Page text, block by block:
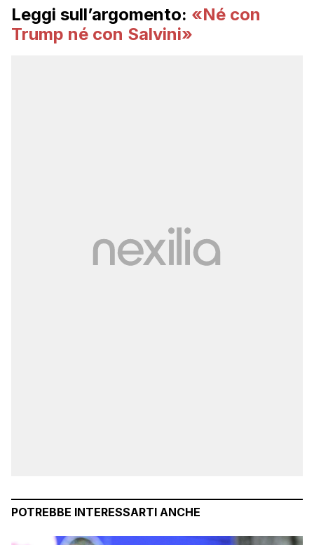
Leggi sull’argomento: «Né con
Trump né con Salvini»
POTREBBE INTERESSARTI ANCHE